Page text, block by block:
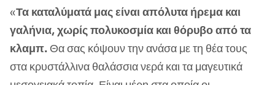
«Τα καταλύματά μας είναι απόλυτα ήρεμα και
γαλήνια, χωρίς πολυκοσμία και θόρυβο από τα
κλαμπ. Θα σας κόψουν την ανάσα με τη θέα τους
στα κρυστάλλινα θαλάσσια νερά και τα μαγευτικά